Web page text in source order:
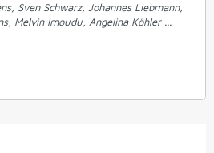
Sven Schwarz, Johannes Liebmann,
Melvin Imoudu, Angelina Köhler ...